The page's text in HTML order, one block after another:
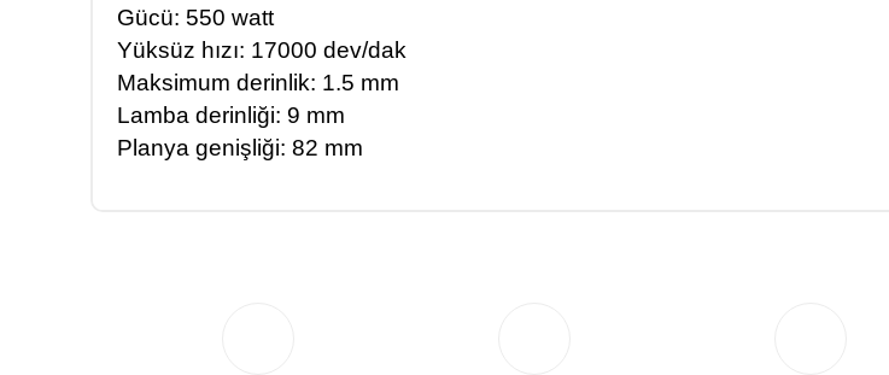
Gücü: 550 watt
Yüksüz hızı: 17000 dev/dak
Maksimum derinlik: 1.5 mm
Lamba derinliği: 9 mm
Planya genişliği: 82 mm